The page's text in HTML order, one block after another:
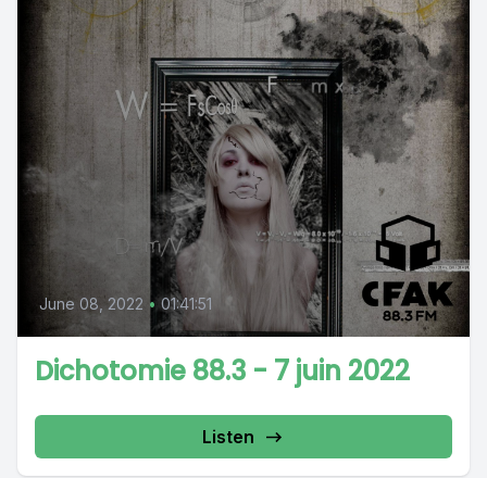
June 08, 2022 • 01:41:51
Dichotomie 88.3 - 7 juin 2022
Listen